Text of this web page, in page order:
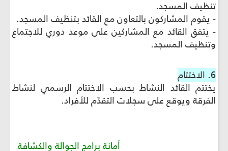
تنظيف المسجد.
- يقوم المشاركون بالتعاون مع القائد بتنظيف المسجد.
- يتفق القائد مع المشاركين على موعد دوري للاجتماع
وتنظيف المسجد.
6. الاختتام
يختتم القائد النشاط بحسب الاختتام الرسمي لنشاط
الفرقة ويوقع على سجلات التقدّم للأفراد.
أمانة برامج الجوالة والكشافة